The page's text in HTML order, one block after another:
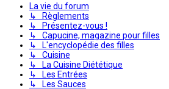
La vie du forum
↳ Règlements
↳ Présentez-vous !
↳ Capucine, magazine pour filles
↳ L'encyclopédie des filles
↳ Cuisine
↳ La Cuisine Diététique
↳ Les Entrées
↳ Les Sauces